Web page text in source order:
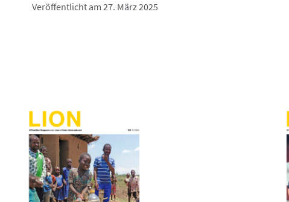
Veröffentlicht am 27. März 2025